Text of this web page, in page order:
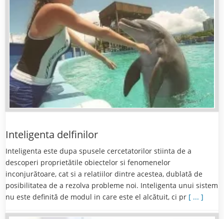
Inteligenta delfinilor
Inteligenta este dupa spusele cercetatorilor stiinta de a
descoperi proprietătile obiectelor si fenomenelor
inconjurătoare, cat si a relatiilor dintre acestea, dublată de
posibilitatea de a rezolva probleme noi. Inteligenta unui sistem
nu este definită de modul in care este el alcătuit, ci pr [ ... ]